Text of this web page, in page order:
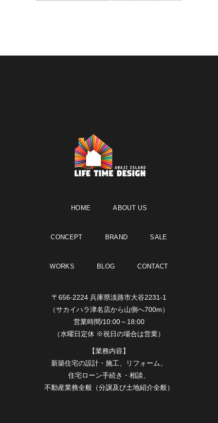
HOME ABOUT US
CONCEPT BRAND SALE
WORKS BLOG CONTACT
〒656-2224 兵庫県淡路市大谷2231-1
（サカイハラ津名店から山側へ700m）
営業時間/10:00～18:00
（水曜日定休 ※祝日の場合は営業）
【業務内容】
新築住宅の設計・施工、リフォーム、
住宅ローン手続き・相談、
不動産業務全般（分譲及び土地紹介全般）